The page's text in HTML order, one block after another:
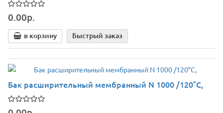
0.00р.
в корзину Быстрый заказ
Бак расширительный мембранный N 1000 /120°C,